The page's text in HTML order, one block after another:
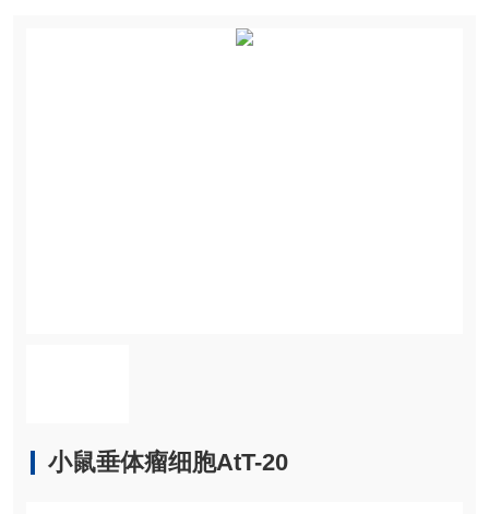
小鼠垂体瘤细胞AtT-20